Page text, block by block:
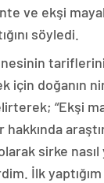
ve ekşi
söyledi.
için doğanın
“Ekşi
sirke nasıl
İlk